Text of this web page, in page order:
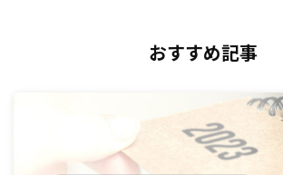
おすすめ記事